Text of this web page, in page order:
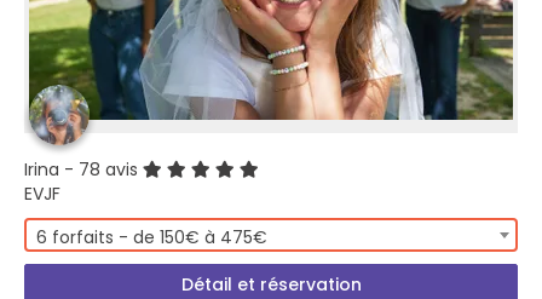
Irina - 78 avis
EVJF
6 forfaits - de 150€ à 475€
Détail et réservation